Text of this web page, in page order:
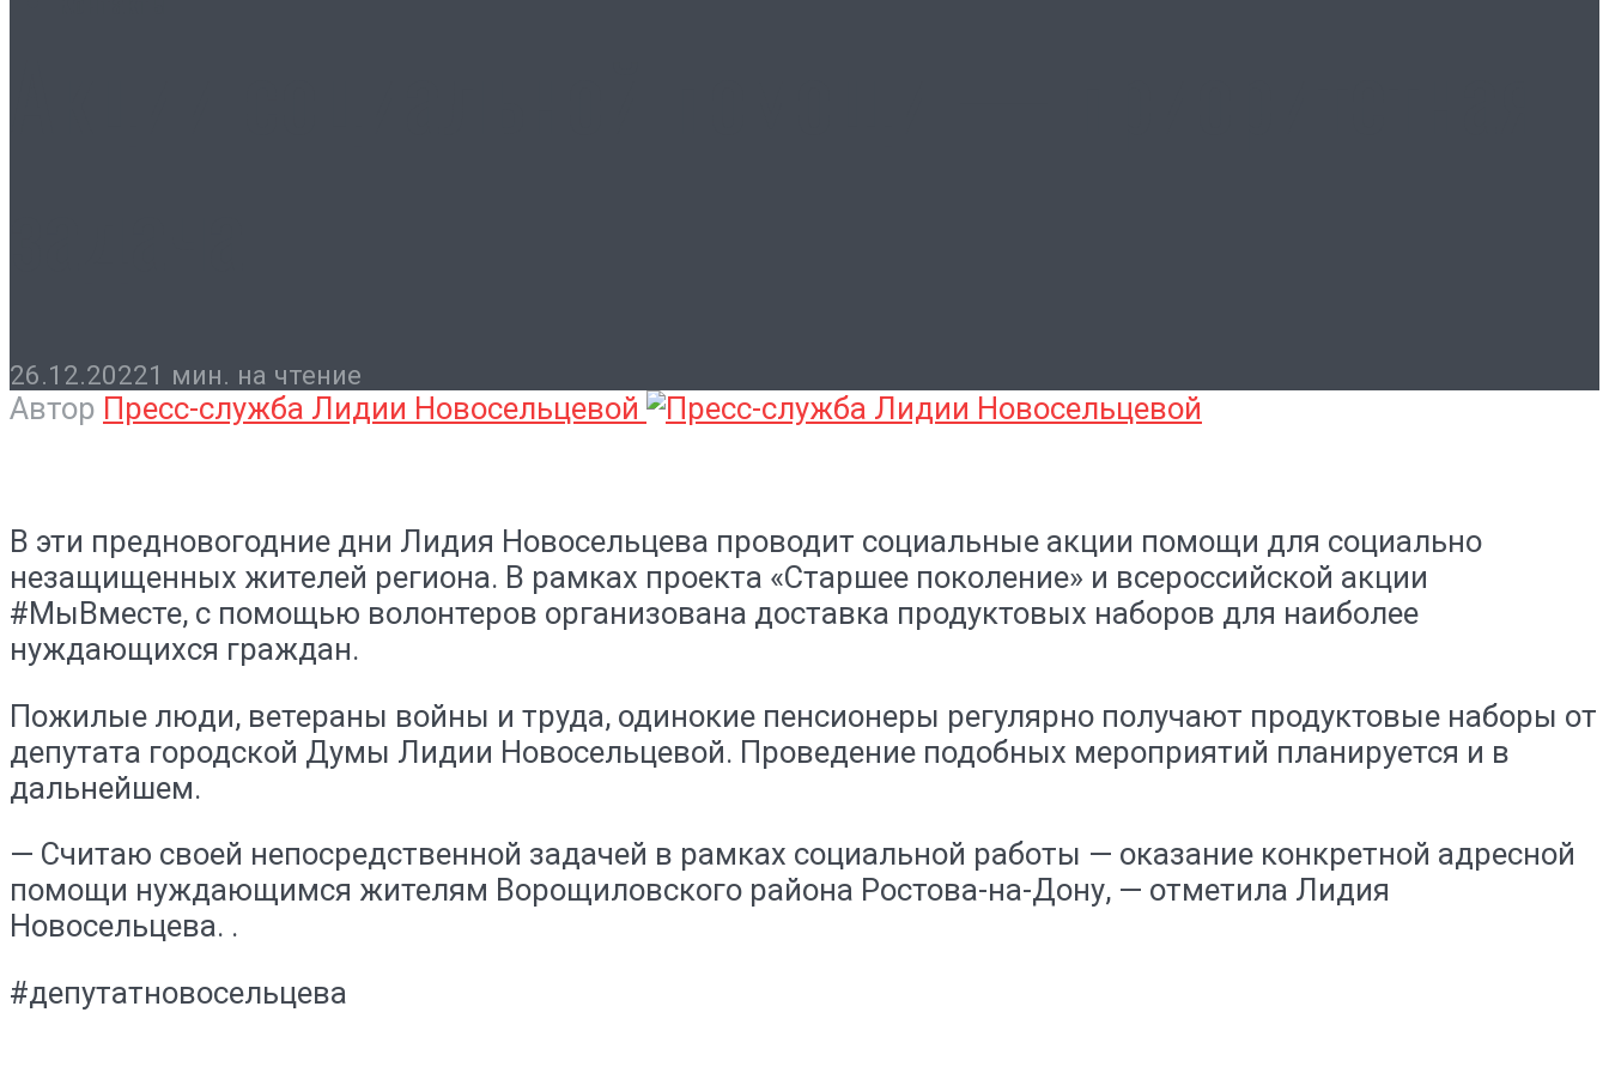
26.12.20221 мин. на чтение
Автор Пресс-служба Лидии Новосельцевой
В эти предновогодние дни Лидия Новосельцева проводит социальные акции помощи для социально
незащищенных жителей региона. В рамках проекта «Старшее поколение» и всероссийской акции
#МыВместе, с помощью волонтеров организована доставка продуктовых наборов для наиболее
нуждающихся граждан.
Пожилые люди, ветераны войны и труда, одинокие пенсионеры регулярно получают продуктовые наборы от
депутата городской Думы Лидии Новосельцевой. Проведение подобных мероприятий планируется и в
дальнейшем.
— Считаю своей непосредственной задачей в рамках социальной работы — оказание конкретной адресной
помощи нуждающимся жителям Ворощиловского района Ростова-на-Дону, — отметила Лидия
Новосельцева. .
#депутатновосельцева